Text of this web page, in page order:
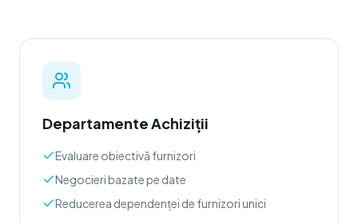
Departamente Achiziții
Evaluare obiectivă furnizori
Negocieri bazate pe date
Reducerea dependenței de furnizori unici